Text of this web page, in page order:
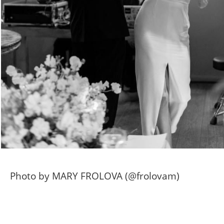
Photo by MARY FROLOVA (@frolovam)